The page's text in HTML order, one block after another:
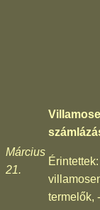
Március
21.
termelők,